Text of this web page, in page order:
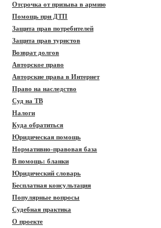
Отсрочка от призыва в армию
Помощь при ДТП
Защита прав потребителей
Защита прав туристов
Возврат долгов
Авторское право
Авторские права в Интернет
Право на наследство
Суд на ТВ
Налоги
Куда обратиться
Юридическая помощь
Нормативно-правовая база
В помощь: бланки
Юридический словарь
Бесплатная консультация
Популярные вопросы
Судебная практика
О проекте